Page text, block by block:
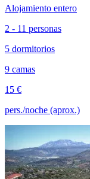
Alojamiento entero
2 - 11 personas
5 dormitorios
9 camas
15 €
pers./noche (aprox.)